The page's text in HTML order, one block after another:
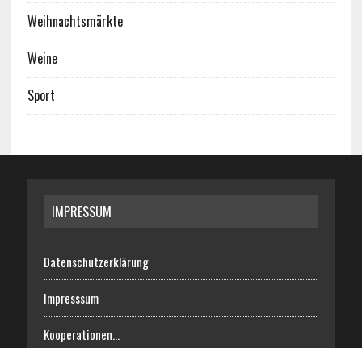
Weihnachtsmärkte
Weine
Sport
IMPRESSUM
Datenschutzerklärung
Impresssum
Kooperationen…